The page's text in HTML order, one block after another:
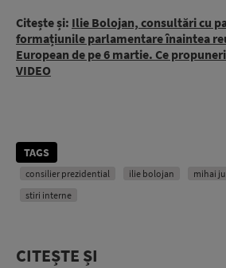
Citește și: Ilie Bolojan, consultări cu
formațiunile parlamentare înaintea
European de pe 6 martie. Ce
VIDEO
TAGS
consilier prezidential ilie bolojan mihai
stiri interne
CITEȘTE ȘI